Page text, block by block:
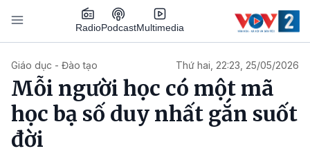
Nhảy đến nội dung
RadioPodcastMultimedia
Giáo dục - Đào tạo Thứ hai, 22:23, 25/05/2026
Mỗi người học có một mã
học bạ số duy nhất gắn suốt
đời